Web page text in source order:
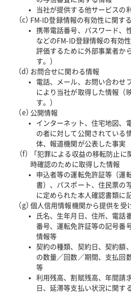
当社が提供する他サービスの
FM-ID登録情報の有効性に関す
携帯電話番号、パスワード、
などのFM-ID登録情報の有効
評価するために外部事業者か
す。）
お問合せに関わる情報
電話、メール、お問い合わせ
により当社が取得した情報（
す。）
公開情報
インターネット、住宅地図、
の者に対して公開されている
体、報道機関が公表した事実
「犯罪による収益の移転防止に
時確認のために取得した情報
申込者等の運転免許証等（運
書）、パスポート、住民票の
に定められた本人確認書類に
個人信用情報機関から提供を受
氏名、生年月日、住所、電話
番号、運転免許証等の記号番
情報等
契約の種類、契約日、契約額
の数量／回数／期間、支払回
等
利用残高、割賦残高、年間請
日、延滞等支払い状況に関す